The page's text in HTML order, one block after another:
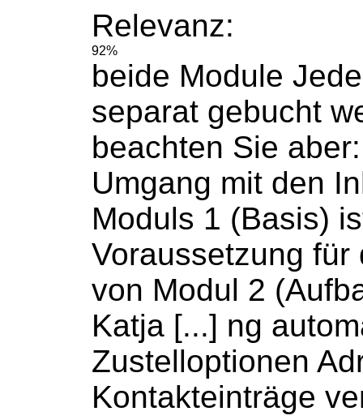
Relevanz:
92%
beide Module
separat gebucht
beachten Sie
Umgang mit den
Moduls 1 (Basis)
Voraussetzung
von Modul 2
Katja [...] ng
Zustelloptionen
Kontakteinträge